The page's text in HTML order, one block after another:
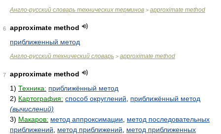
Англо-русский словарь технических терминов > approximate method
6
approximate method
приближенный метод
Англо-русский технический словарь > approximate method
7
approximate method
1) Техника: приближённый метод
2) Картография: способ округлений
приближённый метод
(вычислений)
3) Макаров: метод аппроксимации
метод последовательных
приближений
метод приближений
метод приближенных